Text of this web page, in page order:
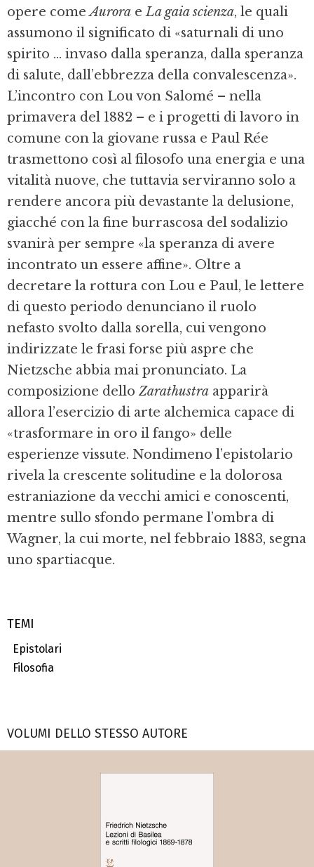
TEMI
Epistolari
Filosofia
opere comeAurora eLa gaia scienza, le quali
assumono il significato di «saturnali di uno
spirito ... invaso dalla speranza, dalla speranza
di salute, dall’ebbrezza della convalescenza».
L’incontro con Lou von Salomé – nella
primavera del 1882 – e i progetti di lavoro in
comune con la giovane russa e Paul Rée
trasmettono così al filosofo una energia e una
vitalità nuove, che tuttavia serviranno solo a
rendere ancora più devastante la delusione,
giacché con la fine burrascosa del sodalizio
svanirà per sempre «la speranza di avere
incontrato un essere affine». Oltre a
decretare la rottura con Lou e Paul, le lettere
di questo periodo denunciano il ruolo
nefasto svolto dalla sorella, cui vengono
indirizzate le frasi forse più aspre che
Nietzsche abbia mai pronunciato. La
composizione dello Zarathustra apparirà
allora l’esercizio di arte alchemica capace di
«trasformare in oro il fango» delle
esperienze vissute. Nondimeno l’epistolario
rivela la crescente solitudine e la dolorosa
estraniazione da vecchi amici e conoscenti,
mentre sullo sfondo permane l’ombra di
Wagner, la cui morte, nel febbraio 1883, segna
uno spartiacque.
VOLUMI DELLO STESSO AUTORE